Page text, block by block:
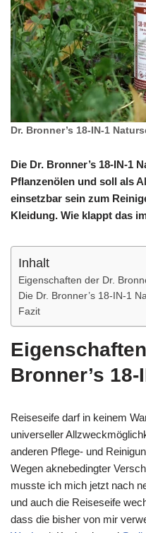
Dr. Bronner’s 18-IN-1
Die Dr. Bronner’s 18-IN-1
Pflanzenölen und soll als
einsetzbar sein zum
Kleidung. Wie klappt das
Inhalt
Eigenschaften der Dr.
Die Dr. Bronner’s 18-IN-1
Fazit
Bronner’s
Reiseseife darf in keinem
universeller
anderen Pflege- und
Wegen aknebedingter
musste ich mich jetzt nach
und auch die Reiseseife
dass die bisher von mir